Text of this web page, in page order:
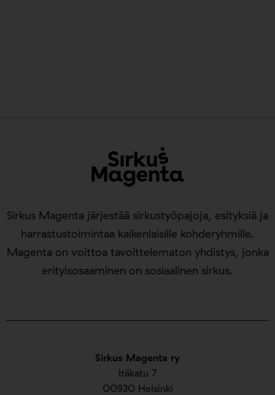
Sirkus Magenta ry
Itäkatu 7
00930 Helsinki
Sirkus Magenta järjestää sirkustyöpajoja, esityksiä ja
harrastustoimintaa kaikenlaisille kohderyhmille.
Magenta on voittoa tavoittelematon yhdistys, jonka
erityisosaaminen on sosiaalinen sirkus.